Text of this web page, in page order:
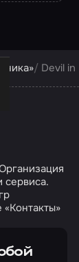
Devil in
сайт
сервиса.